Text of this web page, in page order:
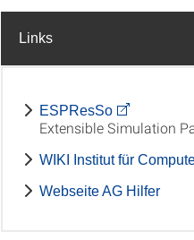
Links
ESPResSo
Extensible Simulation
WIKI Institut für
Webseite AG Hilfer